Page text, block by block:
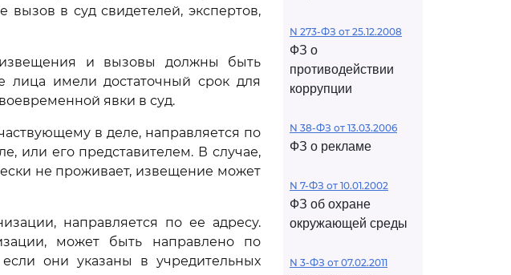
вызов в суд свидетелей, экспертов,
и вызовы должны быть
лица имели достаточный срок для
явки в суд.
в деле, направляется по
или его представителем. В случае,
не проживает, извещение может
направляется по ее адресу.
может быть направлено по
они указаны в учредительных
N 273-ФЗ от 25.12.2008
ФЗ о
противодействии
коррупции
N 38-ФЗ от 13.03.2006
ФЗ о рекламе
N 7-ФЗ от 10.01.2002
ФЗ об охране
окружающей среды
N 3-ФЗ от 07.02.2011